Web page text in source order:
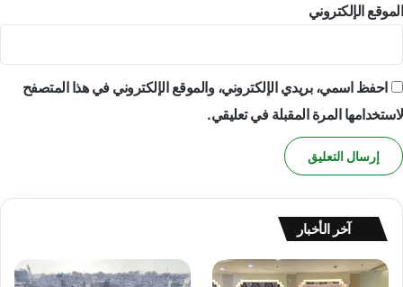
الموقع الإلكتروني
احفظ اسمي، بريدي الإلكتروني، والموقع الإلكتروني في هذا المتصفح
لاستخدامها المرة المقبلة في تعليقي.
آخر الأخبار